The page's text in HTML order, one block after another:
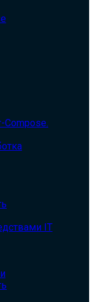
Compose.
IT